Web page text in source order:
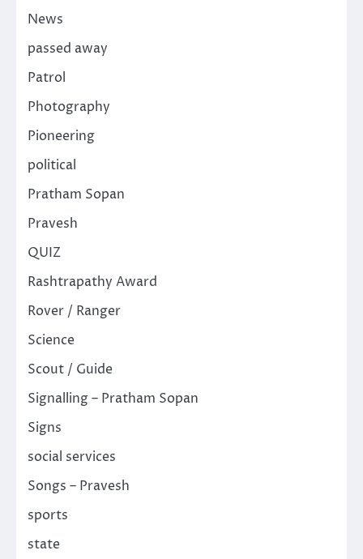
News
passed away
Patrol
Photography
Pioneering
political
Pratham Sopan
Pravesh
QUIZ
Rashtrapathy Award
Rover / Ranger
Science
Scout / Guide
Signalling – Pratham Sopan
Signs
social services
Songs – Pravesh
sports
state